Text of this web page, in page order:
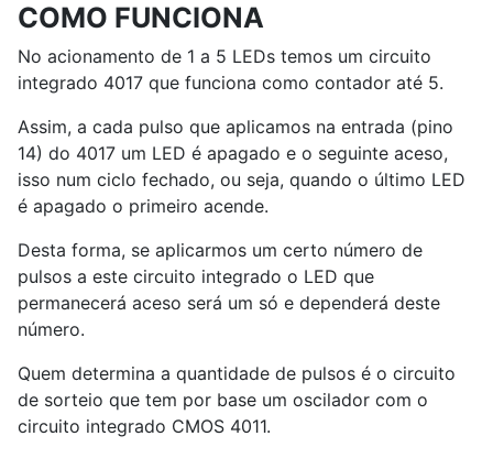
COMO FUNCIONA
No acionamento de 1 a 5 LEDs temos um circuito
integrado 4017 que funciona como contador até 5.
Assim, a cada pulso que aplicamos na entrada (pino
14) do 4017 um LED é apagado e o seguinte aceso,
isso num ciclo fechado, ou seja, quando o último LED
é apagado o primeiro acende.
Desta forma, se aplicarmos um certo número de
pulsos a este circuito integrado o LED que
permanecerá aceso será um só e dependerá deste
número.
Quem determina a quantidade de pulsos é o circuito
de sorteio que tem por base um oscilador com o
circuito integrado CMOS 4011.